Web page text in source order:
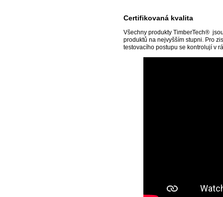
Certifikovaná kvalita
Všechny produkty TimberTech®
produktů na nejvyšším stupni. Pro
testovacího postupu se kontrolují v